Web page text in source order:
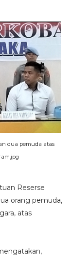
dua pemuda atas
Reserse
orang pemuda,
atas